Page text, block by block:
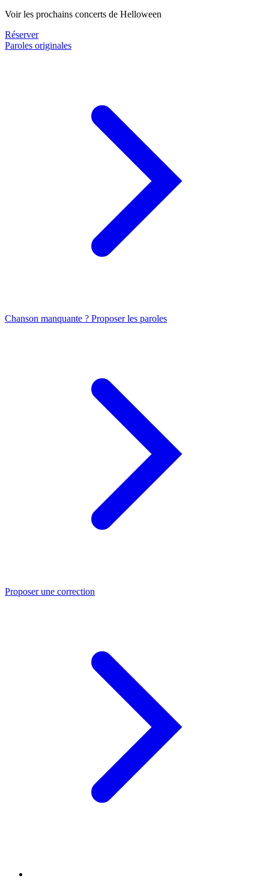
Voir les prochains concerts de Helloween
Réserver
Paroles originales
Chanson manquante ? Proposer les paroles
Proposer une correction